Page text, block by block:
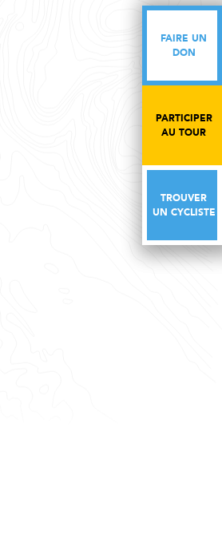
FAIRE UN
DON
PARTICIPER
AU TOUR
TROUVER
UN CYCLISTE
FAIRE UN
DON
PARTICIPER
AU TOUR
TROUVER
UN CYCLISTE